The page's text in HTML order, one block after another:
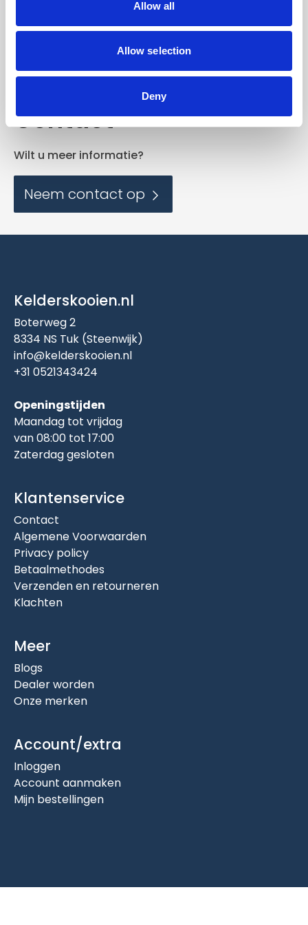
Allow all
Allow selection
Deny
van nieuwe ontwikkelingen.
Contact
Wilt u meer informatie?
Neem contact op
Kelderskooien.nl
Boterweg 2
8334 NS Tuk (Steenwijk)
info@kelderskooien.nl
+31 0521343424
Openingstijden
Maandag tot vrijdag
van 08:00 tot 17:00
Zaterdag gesloten
Klantenservice
Contact
Algemene Voorwaarden
Privacy policy
Betaalmethodes
Verzenden en retourneren
Klachten
Meer
Blogs
Dealer worden
Onze merken
Account/extra
Inloggen
Account aanmaken
Mijn bestellingen